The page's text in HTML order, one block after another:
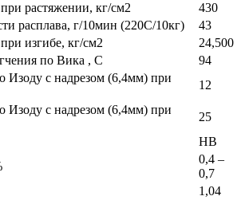
растяжении, кг/см2
430
расплава, г/10мин (220С/10кг)
43
изгибе, кг/см2
24,500
по Вика , С
94
Изоду с надрезом (6,4мм) при
12
Изоду с надрезом (6,4мм) при
25
НВ
0,4 –
0,7
1,04